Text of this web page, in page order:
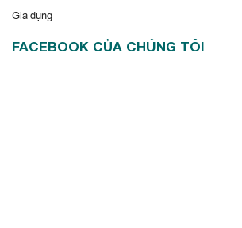
Gia dụng
FACEBOOK CỦA CHÚNG TÔI